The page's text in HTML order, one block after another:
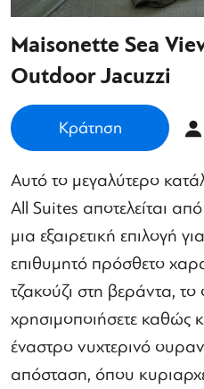
Maisonette Sea
Outdoor Jacuzzi
Κράτηση
Αυτό το μεγαλύτερο
All Suites αποτελείται
μια εξαιρετική επιλογή
επιθυμητό πρόσθετο
τζακούζι στη βεράντα,
χρησιμοποιήσετε καθώς
έναστρο νυχτερινό
απόσταση, όπου